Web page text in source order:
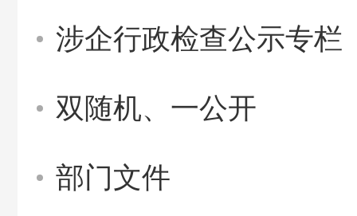
涉企行政检查公示专栏
双随机、一公开
部门文件